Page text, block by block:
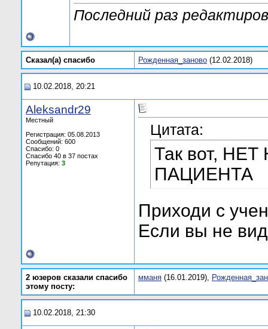
Последний раз
Сказал(а) cпасибо Рожденная_заново (12.02.2018)
10.02.2018, 20:21
Aleksandr29
Местный
Регистрация: 05.08.2013
Сообщений: 600
Спасибо: 0
Спасибо 40 в 37 постах
Репутация: 3
Цитата:
Так вот,
ПАЦИЕНТА
Приходи с
Если вы не
2 юзеров сказали спасибо
этому посту:
мманя (16.01.2019),
10.02.2018, 21:30